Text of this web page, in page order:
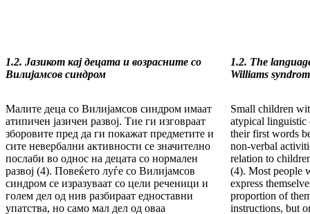
1.2. Јазикот кај децата и возрасните со
Вилијамсов синдром
1.2. The
Williams
Малите деца со Вилијамсов синдром имаат
ати­пи­чен јазичен развој. Тие ги изговраат
зборо­ви­те пред да ги покажат предметите и
сите не­вер­бални активности се значително
послаби во од­нос на децата со нормален
развој (4). Повеќето луѓе со Ви­лијамсов
синдром се изразуваат со цели ре­че­ници и
голем дел од нив разбираат едноставни
упатства, но само мал дел од оваа
Small children
atypical linguistic
their first words
non-verbal
relation to
(4). Most people
express
proportion of
instructions, but